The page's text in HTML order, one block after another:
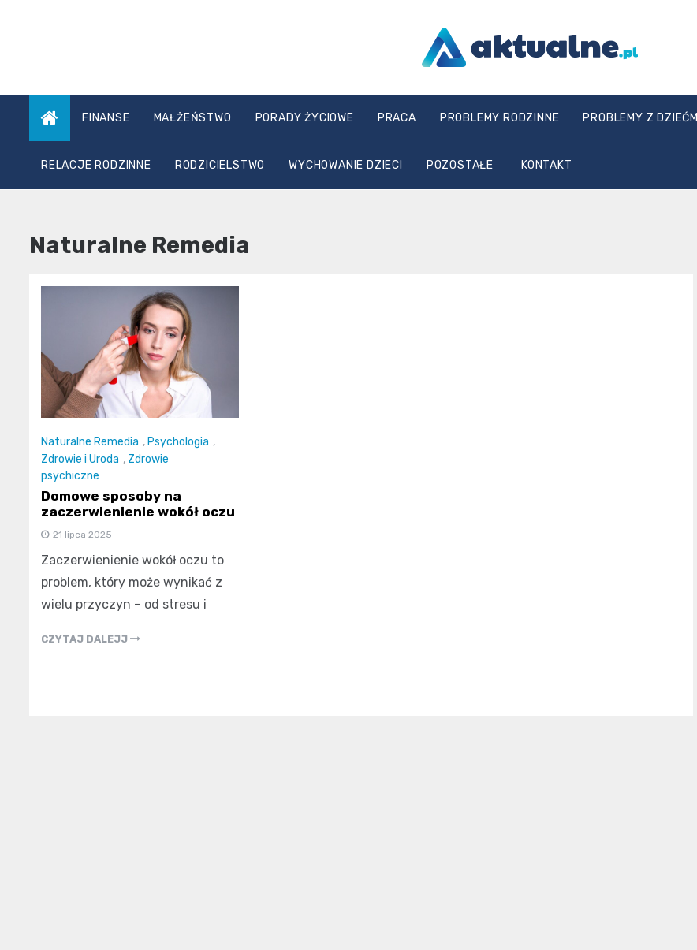
aktualne.pl
FINANSE MAŁŻEŃSTWO PORADY ŻYCIOWE PRACA PROBLEMY RODZINNE PROBLEMY Z DZIEĆMI
RELACJE RODZINNE RODZICIELSTWO WYCHOWANIE DZIECI POZOSTAŁE KONTAKT
Naturalne Remedia
Naturalne Remedia ,Psychologia ,
Zdrowie i Uroda , Zdrowie
psychiczne
Domowe sposoby na
zaczerwienienie wokół oczu
21 lipca 2025
Zaczerwienienie wokół oczu to
problem, który może wynikać z
wielu przyczyn – od stresu i
CZYTAJ DALEJJ